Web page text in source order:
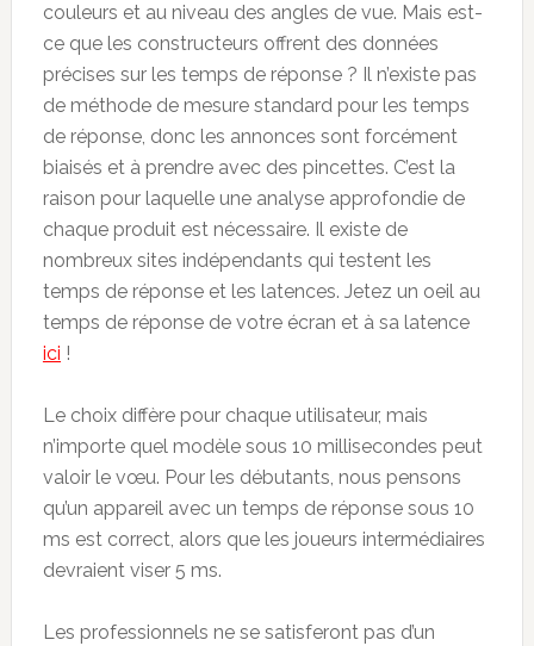
couleurs et au niveau des angles de vue. Mais est-
ce que les constructeurs offrent des données
précises sur les temps de réponse ? Il n’existe pas
de méthode de mesure standard pour les temps
de réponse, donc les annonces sont forcément
biaisés et à prendre avec des pincettes. C’est la
raison pour laquelle une analyse approfondie de
chaque produit est nécessaire. Il existe de
nombreux sites indépendants qui testent les
temps de réponse et les latences. Jetez un oeil au
temps de réponse de votre écran et à sa latence
ici !
Le choix diffère pour chaque utilisateur, mais
n’importe quel modèle sous 10 millisecondes peut
valoir le vœu. Pour les débutants, nous pensons
qu’un appareil avec un temps de réponse sous 10
ms est correct, alors que les joueurs intermédiaires
devraient viser 5 ms.
Les professionnels ne se satisferont pas d’un